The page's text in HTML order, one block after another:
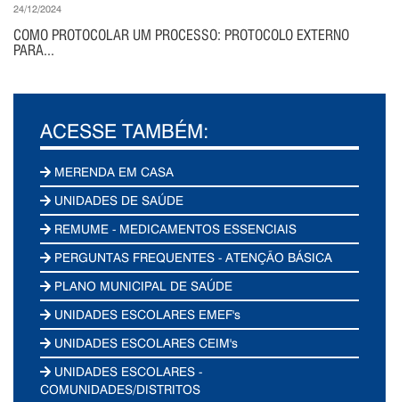
24/12/2024
COMO PROTOCOLAR UM PROCESSO: PROTOCOLO EXTERNO
PARA...
ACESSE TAMBÉM:
MERENDA EM CASA
UNIDADES DE SAÚDE
REMUME - MEDICAMENTOS ESSENCIAIS
PERGUNTAS FREQUENTES - ATENÇÃO BÁSICA
PLANO MUNICIPAL DE SAÚDE
UNIDADES ESCOLARES EMEF's
UNIDADES ESCOLARES CEIM's
UNIDADES ESCOLARES -
COMUNIDADES/DISTRITOS